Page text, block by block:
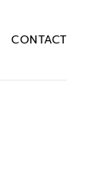
CONTACT